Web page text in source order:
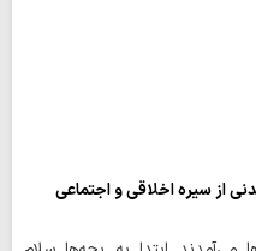
از سیره اخلاقی و اجتماعی